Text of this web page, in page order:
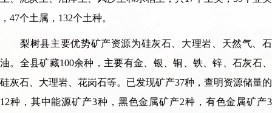
，47个土属，132个土种。
梨树县主要优势矿产资源为硅灰石、大理岩、天然气、石
油。全县矿藏100余种，主要有金、银、铜、铁、锌、石灰石、
硅灰石、大理岩、花岗石等。已发现矿产37种，查明资源储量的
12种，其中能源矿产3种，黑色金属矿产2种，有色金属矿产3